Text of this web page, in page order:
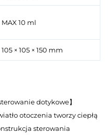
MAX 10 ml
105 × 105 × 150 mm
dotykowe】
otoczenia tworzy ciepłą
sterowania